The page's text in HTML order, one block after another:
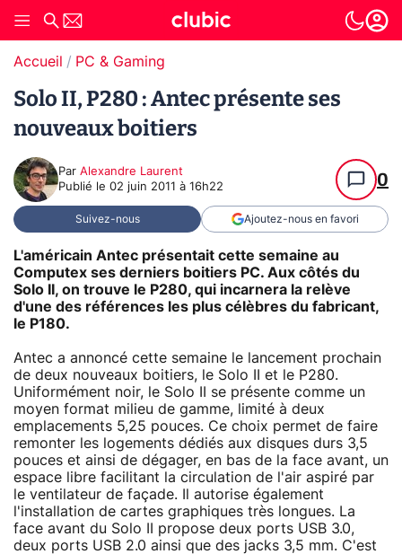
Accueil PC & Gaming
Solo II, P280 : Antec présente ses
nouveaux boitiers
Par Alexandre Laurent
Publié le 02 juin 2011 à 16h22 0
Suivez-nous Ajoutez-nous en favori
L'américain Antec présentait cette semaine au
Computex ses derniers boitiers PC. Aux côtés du
Solo II, on trouve le P280, qui incarnera la relève
d'une des références les plus célèbres du fabricant,
le P180.
Antec a annoncé cette semaine le lancement prochain
de deux nouveaux boitiers, le Solo II et le P280.
Uniformément noir, le Solo II se présente comme un
moyen format milieu de gamme, limité à deux
emplacements 5,25 pouces. Ce choix permet de faire
remonter les logements dédiés aux disques durs 3,5
pouces et ainsi de dégager, en bas de la face avant, un
espace libre facilitant la circulation de l'air aspiré par
le ventilateur de façade. Il autorise également
l'installation de cartes graphiques très longues. La
face avant du Solo II propose deux ports USB 3.0,
deux ports USB 2.0 ainsi que des jacks 3,5 mm. C'est